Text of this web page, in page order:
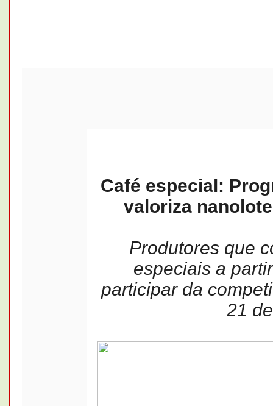
Café especial:
valoriza
Produtores que
especiais a
participar da
21